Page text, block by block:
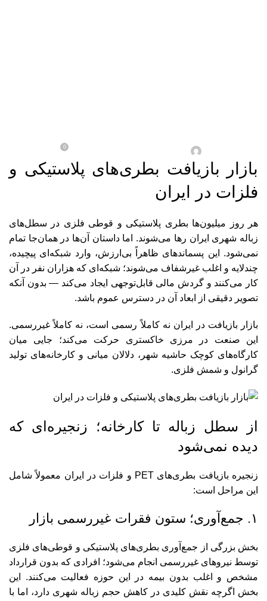
0
بازار بازیافت بطری‌های پلاستیکی و
فلزات در ایران
هر روز میلیون‌ها بطری پلاستیکی و قوطی فلزی در سطل‌های
زباله شهری ایران رها می‌شوند. اما داستان آن‌ها در همان‌جا تمام
نمی‌شود. این پسماندهای ظاهراً بی‌ارزش، وارد شبکه‌ای پیچیده،
چندلایه و اغلب غیرشفاف می‌شوند؛ شبکه‌ای که هزاران نفر در آن
کار می‌کنند و گردش مالی قابل‌توجهی ایجاد می‌کند — بدون آنکه
تصویر دقیقی از ابعاد آن در دسترس عموم باشد.
بازار بازیافت در ایران نه کاملاً رسمی است، نه کاملاً غیررسمی.
این صنعت در مرزی خاکستری حرکت می‌کند؛ جایی میان
کارگاه‌های کوچک حاشیه شهر، دلالان میانی و کارخانه‌های تولید
گرانول و شمش فلزی.
از سطل زباله تا کارخانه؛ زنجیره‌ای که
دیده نمی‌شود
زنجیره بازیافت بطری‌های PET و فلزات در ایران معمولاً شامل
این مراحل است:
۱. جمع‌آوری؛ ستون فقرات غیررسمی بازار
بخش بزرگی از جمع‌آوری بطری‌های پلاستیکی و قوطی‌های فلزی
توسط نیروهای غیررسمی انجام می‌شود؛ افرادی که بدون قرارداد
مشخص و اغلب بدون بیمه در این حوزه فعالیت می‌کنند. این
بخش اگرچه نقش کلیدی در کاهش حجم زباله شهری دارد، اما با